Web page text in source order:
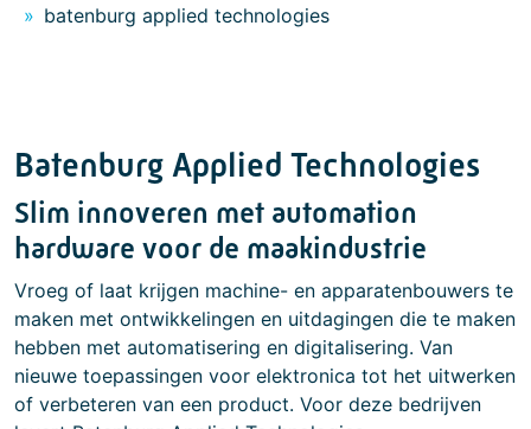
batenburg applied technologies
Batenburg Applied Technologies
Slim innoveren met automation
hardware voor de maakindustrie
Vroeg of laat krijgen machine- en apparatenbouwers te
maken met ontwikkelingen en uitdagingen die te maken
hebben met automatisering en digitalisering. Van
nieuwe toepassingen voor elektronica tot het uitwerken
of verbeteren van een product. Voor deze bedrijven